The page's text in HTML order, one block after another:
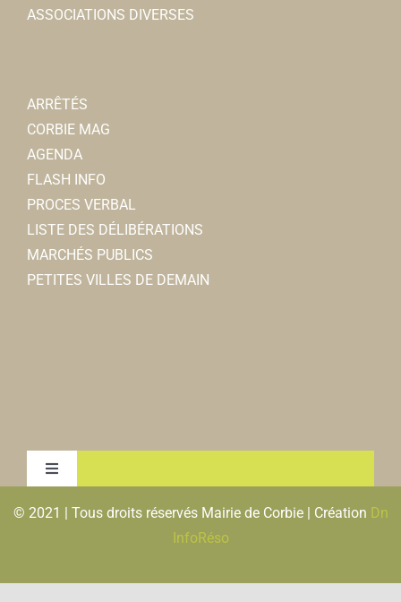
ASSOCIATIONS DIVERSES
ARRÊTÉS
CORBIE MAG
AGENDA
FLASH INFO
PROCES VERBAL
LISTE DES DÉLIBÉRATIONS
MARCHÉS PUBLICS
PETITES VILLES DE DEMAIN
Toggle
MENTIONS LEGALES & RGPD
© 2021 | Tous droits réservés Mairie de Corbie | Création Dn
InfoRéso